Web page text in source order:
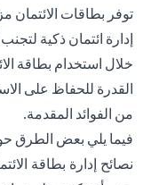
توفر بطاقات الائتمان
إدارة ائتمان ذكية
خلال استخدام بطاقة
القدرة للحفاظ على
من الفوائد المقدمة.
فيما يلي بعض الطرق
نصائح إدارة بطاقة